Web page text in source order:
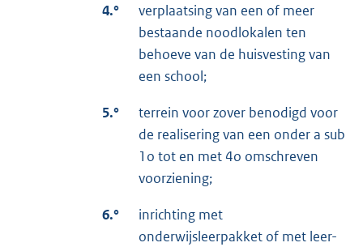
4.°
verplaatsing van een of meer
bestaande noodlokalen ten
behoeve van de huisvesting van
een school;
5.°
terrein voor zover benodigd voor
de realisering van een onder a sub
1o tot en met 4o omschreven
voorziening;
6.°
inrichting met
onderwijsleerpakket of met leer-